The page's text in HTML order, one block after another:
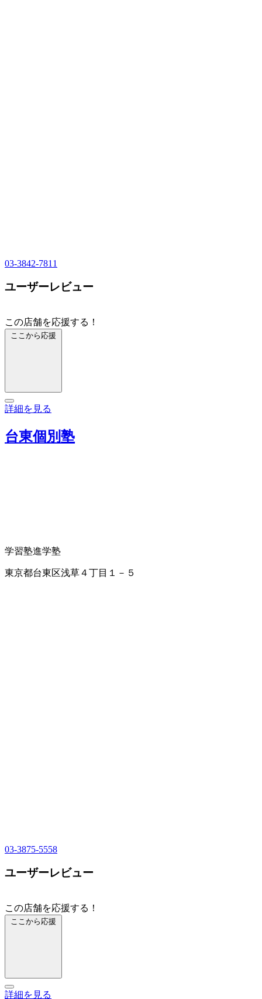
03-3842-7811
ユーザーレビュー
この店舗を応援する！
ここから応援
詳細を見る
台東個別塾
学習塾進学塾
東京都台東区浅草４丁目１－５
03-3875-5558
ユーザーレビュー
この店舗を応援する！
ここから応援
詳細を見る